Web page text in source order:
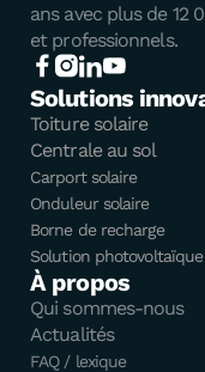
ans avec plus de 12
et professionnels.
Solutions
Toiture solaire
Centrale au sol
Carport solaire
Onduleur solaire
Borne de recharge
Solution photovoltaïque
À propos
Qui sommes-nous
Actualités
FAQ / lexique